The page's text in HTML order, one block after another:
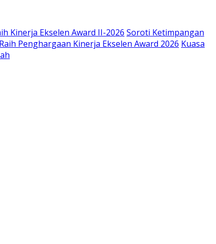
Kinerja Ekselen Award II-2026 Soroti Ketimpangan
Penghargaan Kinerja Ekselen Award 2026 Kuasa